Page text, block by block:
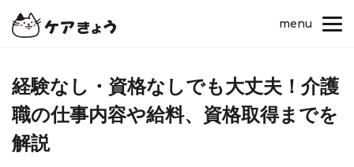
menu
経験なし・資格なしでも大丈夫！介護
職の仕事内容や給料、資格取得までを
解説